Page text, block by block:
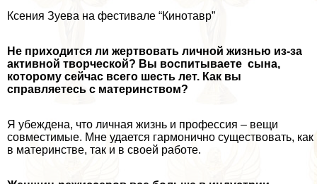
Ксения Зуева на фестивале “Кинотавр”
Не приходится ли жертвовать личной жизнью из-за
активной творческой? Вы воспитываете сына,
которому сейчас всего шесть лет. Как вы
справляетесь с материнством?
Я убеждена, что личная жизнь и профессия – вещи
совместимые. Мне удается гармонично существовать, как
в материнстве, так и в своей работе.